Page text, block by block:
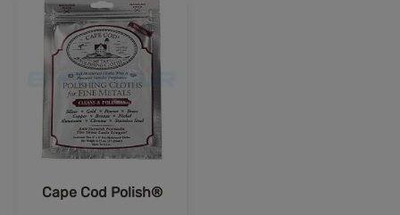
Cape Cod Polish®